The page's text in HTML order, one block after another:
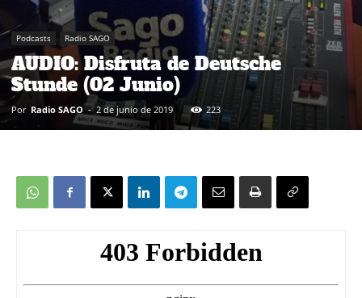
Podcasts Radio SAGO
AUDIO: Disfruta de Deutsche
Stunde (02 Junio)
Por Radio SAGO - 2 de junio de 2019 223